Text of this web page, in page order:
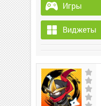
Игры
Виджеты